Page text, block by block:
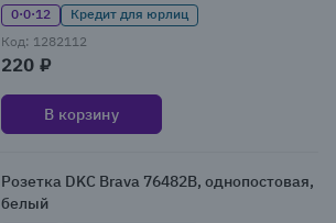
0·0·12
Кредит для юрлиц
Код: 1282112
220 ₽
В корзину
Розетка DKC Brava 76482B, однопостовая,
белый